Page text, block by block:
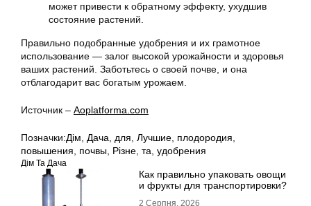
может привести к обратному эффекту, ухудшив
состояние растений.
Правильно подобранные удобрения и их грамотное
использование — залог высокой урожайности и здоровья
ваших растений. Заботьтесь о своей почве, и она
отблагодарит вас богатым урожаем.
Источник – Аoplatforma.com
Позначки:Дім Дача для Лучшие плодородия
повышения
почвы Різне та удобрения
Дім Та Дача
Как правильно упаковать овощи
и фрукты для транспортировки?
2 Серпня, 2026